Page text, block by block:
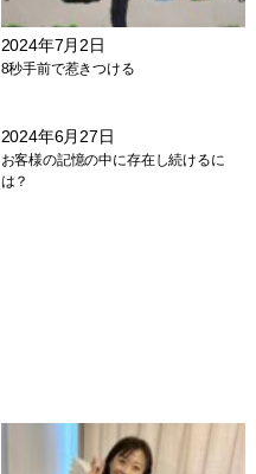
2024年7月2日
8秒手前で惹きつける
2024年6月27日
お客様の記憶の中に存在し続けるに
は？